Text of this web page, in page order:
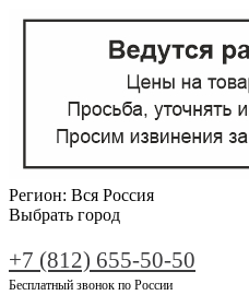
Регион: Вся Россия
Выбрать город
+7 (812) 655-50-50
Бесплатный звонок по России